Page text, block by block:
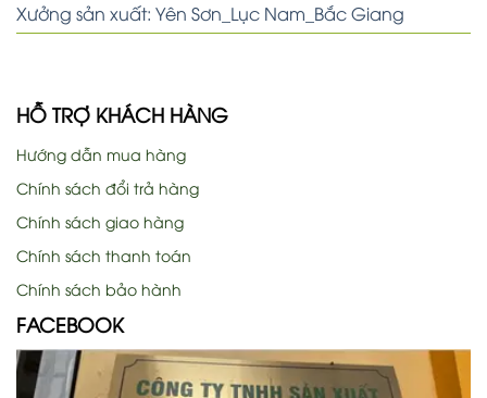
Xưởng sản xuất: Yên Sơn_Lục Nam_Bắc Giang
HỖ TRỢ KHÁCH HÀNG
Hướng dẫn mua hàng
Chính sách đổi trả hàng
Chính sách giao hàng
Chính sách thanh toán
Chính sách bảo hành
FACEBOOK